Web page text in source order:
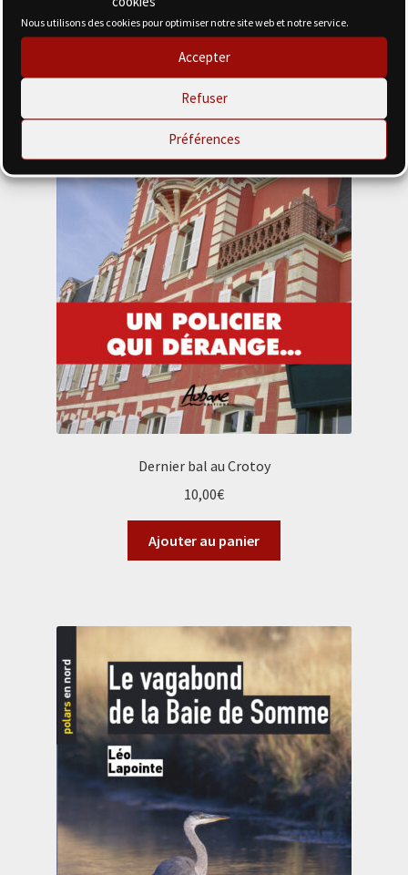
Nous utilisons des cookies pour optimiser notre site web et notre service.
Accepter
Refuser
Préférences
Dernier bal au Crotoy
10,00€
Ajouter au panier